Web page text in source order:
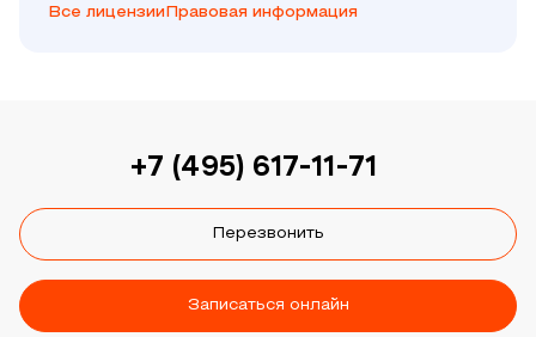
Все лицензии Правовая информация
+7 (495) 617-11-71
Перезвонить
Записаться онлайн